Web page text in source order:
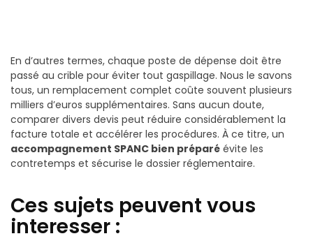
En d’autres termes, chaque poste de dépense doit être
passé au crible pour éviter tout gaspillage. Nous le savons
tous, un remplacement complet coûte souvent plusieurs
milliers d’euros supplémentaires. Sans aucun doute,
comparer divers devis peut réduire considérablement la
facture totale et accélérer les procédures. À ce titre, un
accompagnement SPANC bien préparé évite les
contretemps et sécurise le dossier réglementaire.
Ces sujets peuvent vous
interesser :